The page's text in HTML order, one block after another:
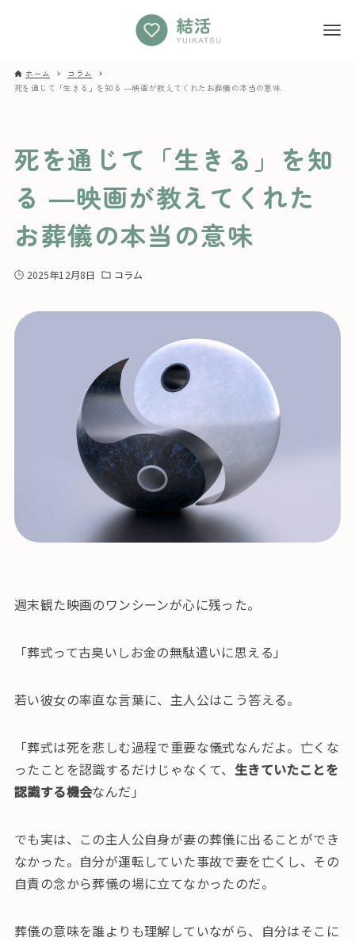
ホーム
コラム
死を通じて「生きる」を知る ―映画が教えてくれたお葬儀の本当の意味
死を通じて「生きる」を知
る ―映画が教えてくれた
お葬儀の本当の意味
2025年12月8日 コラム
週末観た映画のワンシーンが心に残った。
「葬式って古臭いしお金の無駄遣いに思える」
若い彼女の率直な言葉に、主人公はこう答える。
「葬式は死を悲しむ過程で重要な儀式なんだよ。亡くな
ったことを認識するだけじゃなくて、 生きていたことを
認識する機会なんだ」
でも実は、この主人公自身が妻の葬儀に出ることができ
なかった。自分が運転していた事故で妻を亡くし、その
自責の念から葬儀の場に立てなかったのだ。
葬儀の意味を誰よりも理解していながら、自分はそこに